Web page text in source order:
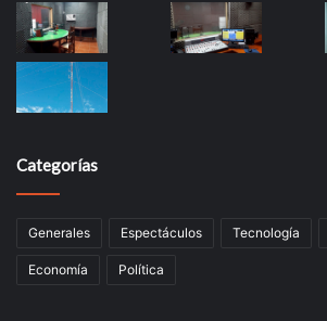
Categorías
Generales Espectáculos Tecnología
Economía Política